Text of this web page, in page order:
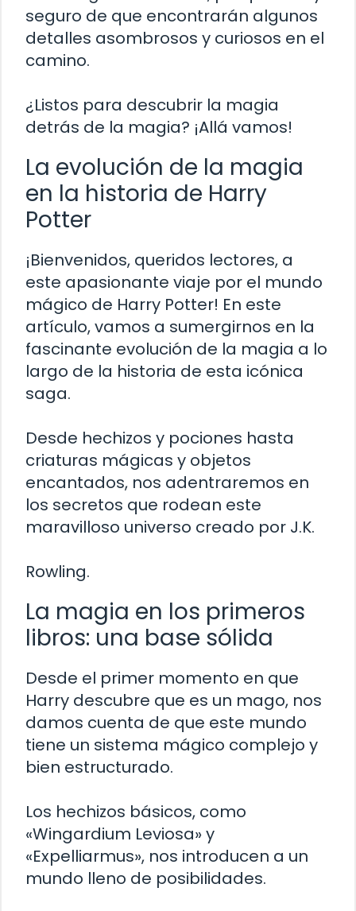
seguro de que encontrarán algunos
detalles asombrosos y curiosos en el
camino.
¿Listos para descubrir la magia
detrás de la magia? ¡Allá vamos!
La evolución de la magia
en la historia de Harry
Potter
¡Bienvenidos, queridos lectores, a
este apasionante viaje por el mundo
mágico de Harry Potter! En este
artículo, vamos a sumergirnos en la
fascinante evolución de la magia a lo
largo de la historia de esta icónica
saga.
Desde hechizos y pociones hasta
criaturas mágicas y objetos
encantados, nos adentraremos en
los secretos que rodean este
maravilloso universo creado por J.K.
Rowling.
La magia en los primeros
libros: una base sólida
Desde el primer momento en que
Harry descubre que es un mago, nos
damos cuenta de que este mundo
tiene un sistema mágico complejo y
bien estructurado.
Los hechizos básicos, como
«Wingardium Leviosa» y
«Expelliarmus», nos introducen a un
mundo lleno de posibilidades.